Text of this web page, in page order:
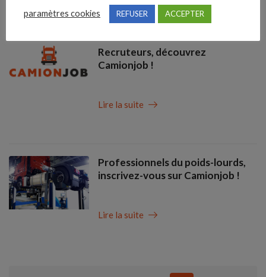
Recruteurs, découvrez
Camionjob !
Lire la suite
Professionnels du poids-lourds,
inscrivez-vous sur Camionjob !
Lire la suite
paramètres cookies REFUSER ACCEPTER